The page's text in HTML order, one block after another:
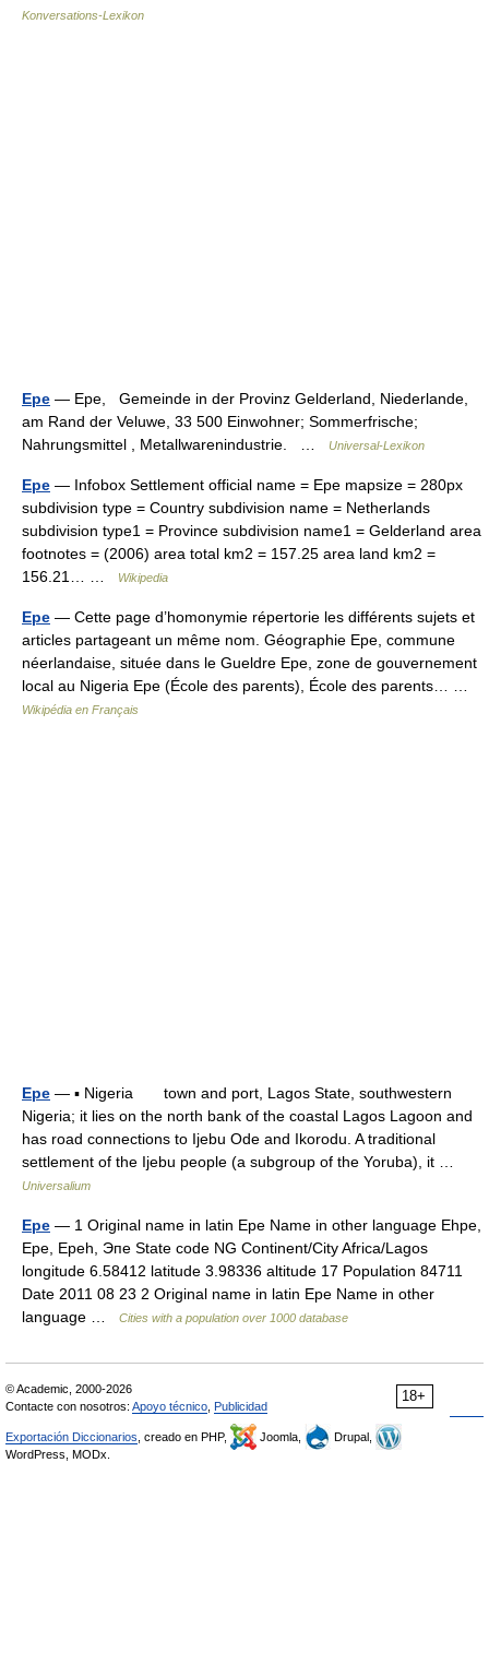
Konversations-Lexikon
Epe — Epe, Gemeinde in der Provinz Gelderland, Niederlande,
am Rand der Veluwe, 33 500 Einwohner; Sommerfrische;
Nahrungsmittel , Metallwarenindustrie. …
Universal-Lexikon
Epe — Infobox Settlement official name = Epe mapsize = 280px
subdivision type = Country subdivision name = Netherlands
subdivision type1 = Province subdivision name1 = Gelderland area
footnotes = (2006) area total km2 = 157.25 area land km2 =
156.21… …
Wikipedia
Epe — Cette page d’homonymie répertorie les différents sujets et
articles partageant un même nom. Géographie Epe, commune
néerlandaise, située dans le Gueldre Epe, zone de gouvernement
local au Nigeria Epe (École des parents), École des parents… …
Wikipédia en Français
Epe — ▪ Nigeria town and port, Lagos State, southwestern
Nigeria; it lies on the north bank of the coastal Lagos Lagoon and
has road connections to Ijebu Ode and Ikorodu. A traditional
settlement of the Ijebu people (a subgroup of the Yoruba), it …
Universalium
Epe — 1 Original name in latin Epe Name in other language Ehpe,
Epe, Epeh, Эпе State code NG Continent/City Africa/Lagos
longitude 6.58412 latitude 3.98336 altitude 17 Population 84711
Date 2011 08 23 2 Original name in latin Epe Name in other
language …
Cities with a population over 1000 database
18+
© Academic, 2000-2026
Contacte con nosotros: Apoyo técnico Publicidad
Exportación Diccionarios , creado en PHP, Joomla,
Drupal,
WordPress, MODx.